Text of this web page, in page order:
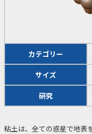
カテゴリー
サイズ
研究
粘土は、全ての惑星で地表